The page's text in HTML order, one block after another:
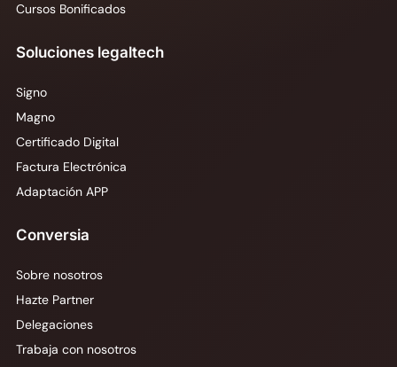
Cursos Bonificados
Soluciones legaltech
Signo
Magno
Certificado Digital
Factura Electrónica
Adaptación APP
Conversia
Sobre nosotros
Hazte Partner
Delegaciones
Trabaja con nosotros